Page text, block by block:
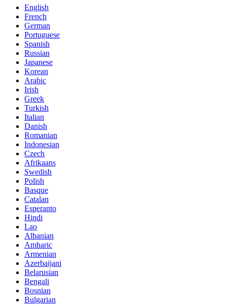
English
French
German
Portuguese
Spanish
Russian
Japanese
Korean
Arabic
Irish
Greek
Turkish
Italian
Danish
Romanian
Indonesian
Czech
Afrikaans
Swedish
Polish
Basque
Catalan
Esperanto
Hindi
Lao
Albanian
Amharic
Armenian
Azerbaijani
Belarusian
Bengali
Bosnian
Bulgarian